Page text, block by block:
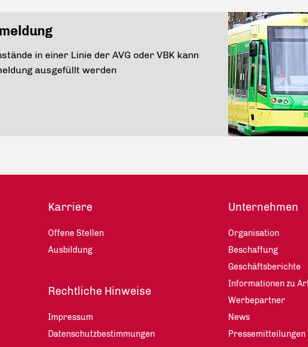
in einer Linie der AVG oder VBK kann
ausgefüllt werden
Karriere
Offene Stellen
Ausbildung
Rechtliche Hinweise
Impressum
Datenschutzbestimmungen
Unternehmen
Organisation
Beschaffung
Geschäftsberichte
Informationen zu
Werbepartner
News
Pressemitteilungen